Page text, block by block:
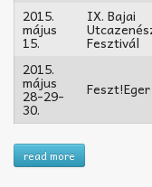
2015.
május
15.
IX. Bajai
Fesztivál
2015.
május
28-29-
30.
Feszt!Eger
read more